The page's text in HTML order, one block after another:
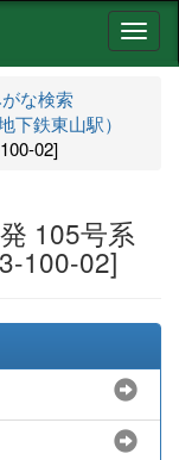
ナ
ビ
な検索
下鉄東山駅）
02]
105号系
100-02]